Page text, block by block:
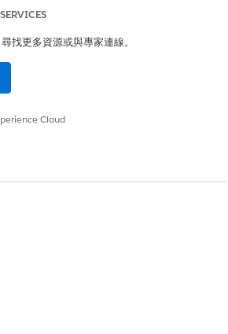
找更多資源或與專家連線。
Cloud